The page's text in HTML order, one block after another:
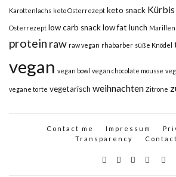
Karottenlachs keto Osterrezept keto snack Kürbis
Osterrezept low carb snacklow fat lunch
protein raw raw vegan rhabarber süße Knödel
vegan vegan bowl vegan chocolate mousse
vegane torte vegetarisch weihnachten Zitrone
Contact me Impressum
Transparency